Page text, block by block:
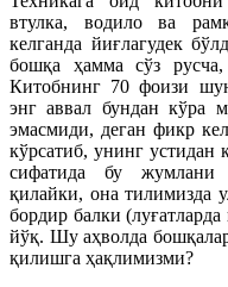
втулка, водило ва
келганда йиғлагудек
бош­қа ҳамма сўз
Китобнинг 70 фоизи
энг аввал бундан кўра
эмасмиди, деган фикр
кўрсатиб, унинг
сифатида бу жумлани
қилайки, она тилимизда
бордир балки
йўқ. Шу аҳволда
қилишга ҳақлимизми?